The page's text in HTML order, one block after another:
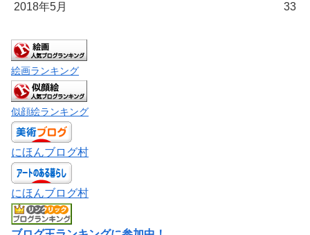
2018年5月 33
絵画ランキング
似顔絵ランキング
にほんブログ村
にほんブログ村